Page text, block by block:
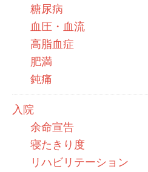
糖尿病
血圧・血流
高脂血症
肥満
鈍痛
入院
余命宣告
寝たきり度
リハビリテーション